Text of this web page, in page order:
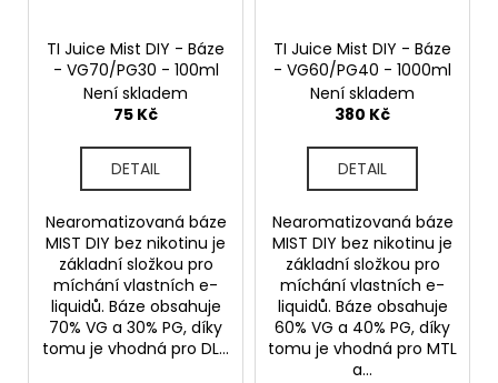
TI Juice Mist DIY - Báze
- VG70/PG30 - 100ml
Není skladem
75 Kč
DETAIL
Nearomatizovaná báze
MIST DIY bez nikotinu je
základní složkou pro
míchání vlastních e-
liquidů. Báze obsahuje
70% VG a 30% PG, díky
tomu je vhodná pro DL...
TI Juice Mist DIY - Báze
- VG60/PG40 - 1000ml
Není skladem
380 Kč
DETAIL
Nearomatizovaná báze
MIST DIY bez nikotinu je
základní složkou pro
míchání vlastních e-
liquidů. Báze obsahuje
60% VG a 40% PG, díky
tomu je vhodná pro MTL
a...